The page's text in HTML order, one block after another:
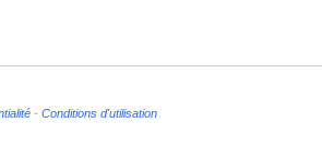
- Conditions d'utilisation